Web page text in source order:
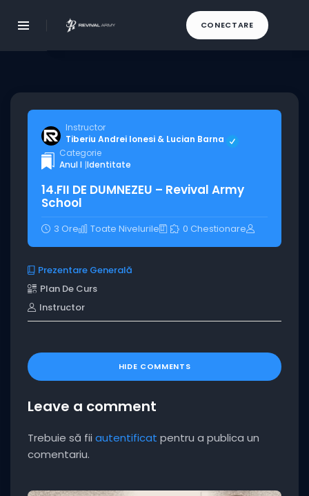
CONECTARE
Instructor
Tiberiu Andrei Ionesi & Lucian Barna
Categorie
Anul I |Identitate
14.FII DE DUMNEZEU – Revival Army
School
3 Ore Toate Nivelurile 0 Chestionare
Prezentare Generală
Plan De Curs
Instructor
HIDE COMMENTS
Leave a comment
Trebuie să fii autentificat pentru a publica un
comentariu.